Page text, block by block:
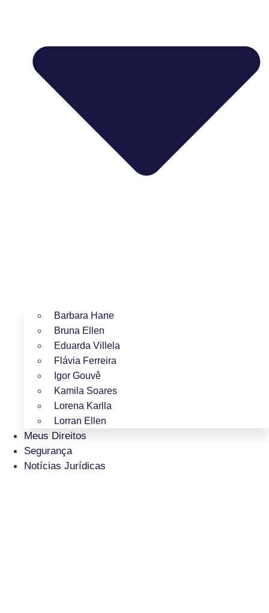
Barbara Hane
Bruna Ellen
Eduarda Villela
Flávia Ferreira
Igor Gouvê
Kamila Soares
Lorena Karlla
Lorran Ellen
Meus Direitos
Segurança
Notícias Jurídicas